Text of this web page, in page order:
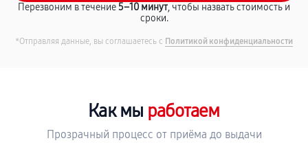
Перезвоним в течение5–10 минут, чтобы назвать стоимость и
сроки.
*Отправляя данные, вы соглашаетесь с Политикой конфиденциальности
Как мы работаем
Прозрачный процесс от приёма до выдачи